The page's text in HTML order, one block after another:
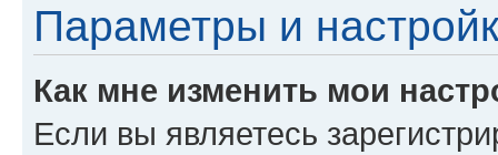
Параметры и
Как мне изменить мои
Если вы являетесь